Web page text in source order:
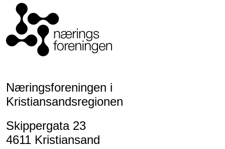
Næringsforeningen i
Kristiansandsregionen
Skippergata 23
4611 Kristiansand